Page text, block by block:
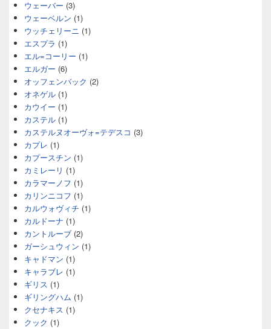
ウェーバー (3)
ウェーベルン (1)
ウッチェリーニ (1)
エスプラ (1)
エル=コーリー (1)
エルガー (6)
オッフェンバック (2)
オネゲル (1)
カウイー (1)
カステル (1)
カステルヌオーヴォ=テデスコ (3)
カプレ (1)
カプースチン (1)
カミレーリ (1)
カラマーノフ (1)
カリンニコフ (1)
カルウォヴィチ (1)
カルドーナ (1)
カントルーブ (2)
ガーシュウィン (1)
キャドマン (1)
キャラブレ (1)
ギリス (1)
ギリングハム (1)
クセナキス (1)
クック (1)